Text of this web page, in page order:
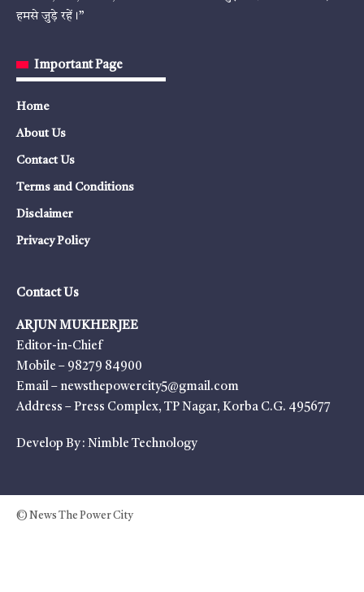
हमसे जुड़े रहें।”
Important Page
Home
About Us
Contact Us
Terms and Conditions
Disclaimer
Privacy Policy
Contact Us
ARJUN MUKHERJEE
Editor-in-Chief
Mobile – 98279 84900
Email – newsthepowercity5@gmail.com
Address – Press Complex, TP Nagar, Korba C.G. 495677
Develop By : Nimble Technology
© News The Power City